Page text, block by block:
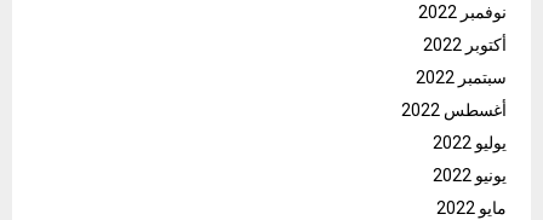
نوفمبر 2022
أكتوبر 2022
سبتمبر 2022
أغسطس 2022
يوليو 2022
يونيو 2022
مايو 2022